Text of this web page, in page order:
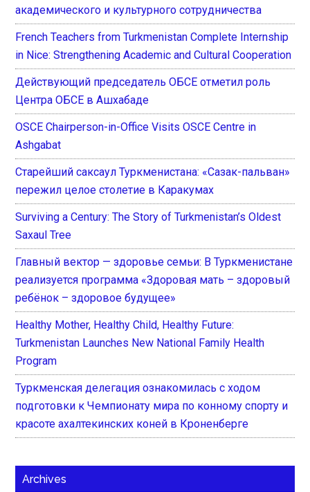
академического и культурного сотрудничества
French Teachers from Turkmenistan Complete Internship
in Nice: Strengthening Academic and Cultural Cooperation
Действующий председатель ОБСЕ отметил роль
Центра ОБСЕ в Ашхабаде
OSCE Chairperson-in-Office Visits OSCE Centre in
Ashgabat
Старейший саксаул Туркменистана: «Сазак-пальван»
пережил целое столетие в Каракумах
Surviving a Century: The Story of Turkmenistan’s Oldest
Saxaul Tree
Главный вектор — здоровье семьи: В Туркменистане
реализуется программа «Здоровая мать – здоровый
ребёнок – здоровое будущее»
Healthy Mother, Healthy Child, Healthy Future:
Turkmenistan Launches New National Family Health
Program
Туркменская делегация ознакомилась с ходом
подготовки к Чемпионату мира по конному спорту и
красоте ахалтекинских коней в Кроненберге
Archives